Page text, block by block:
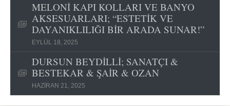
MELONİ KAPI KOLLARI VE BANYO
AKSESUARLARI; “ESTETİK VE
DAYANIKLILIĞI BİR ARADA SUNAR!”
EYLÜL 18, 2025
DURSUN BEYDİLLİ; SANATÇI &
BESTEKAR & ŞAİR & OZAN
HAZIRAN 21, 2025